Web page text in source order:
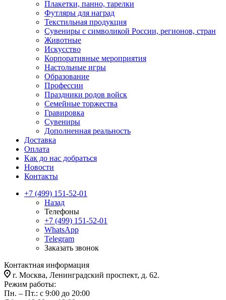
Плакетки, панно, тарелки
Футляры для наград
Текстильная продукция
Сувениры с символикой России, регионов, стран
Животные
Искусство
Корпоративные мероприятия
Настольные игры
Образование
Профессии
Праздники родов войск
Семейные торжества
Гравировка
Сувениры
Дополненная реальность
Доставка
Оплата
Как до нас добраться
Новости
Контакты
+7 (499) 151-52-01
Назад
Телефоны
+7 (499) 151-52-01
WhatsApp
Telegram
Заказать звонок
Контактная информация
г. Москва, Ленинградский проспект, д. 62.
Режим работы:
Пн. – Пт.: с 9:00 до 20:00